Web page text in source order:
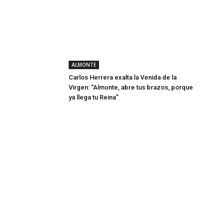
ALMONTE
Carlos Herrera exalta la Venida de la
Virgen: “Almonte, abre tus brazos, porque
ya llega tu Reina”